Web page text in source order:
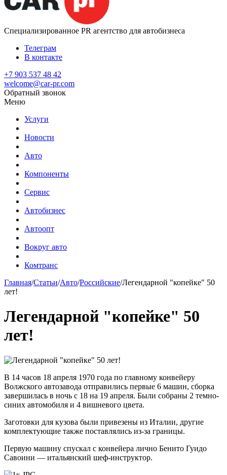
Специализированное PR агентство для автобизнеса
Телеграм
В контакте
+7 903 537 48 42
welcome@car-pr.com
Обратный звонок
Меню
Услуги
Новости
Авто
Компоненты
Сервис
Автобизнес
Автоопт
Вокруг авто
Комтранс
Главная/Статьи/Авто/Российские/Легендарной "копейке" 50
лет!
Легендарной "копейке" 50
лет!
В 14 часов 18 апреля 1970 года по главному конвейеру
Волжского автозавода отправились первые 6 машин, сборка
завершилась в ночь с 18 на 19 апреля. Были собраны 2 темно-
синих автомобиля и 4 вишневого цвета.
Заготовки для кузова были привезены из Италии, другие
комплектующие также поставлялись из-за границы.
Первую машину спускал с конвейера лично Бенито Гуидо
Савоини — итальянский шеф-инструктор.